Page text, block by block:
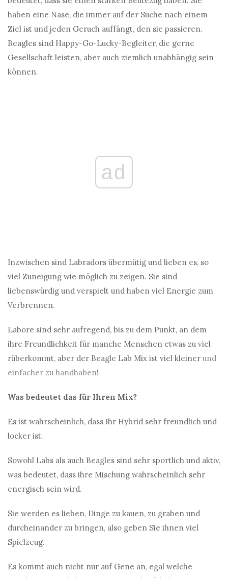
haben eine Nase, die immer auf der Suche nach einem
Ziel ist und jeden Geruch auffängt, den sie passieren.
Beagles sind Happy-Go-Lucky-Begleiter, die gerne
Gesellschaft leisten, aber auch ziemlich unabhängig sein
können.
ad
Inzwischen sind Labradors übermütig und lieben es, so
viel Zuneigung wie möglich zu zeigen. Sie sind
liebenswürdig und verspielt und haben viel Energie zum
Verbrennen.
Labore sind sehr aufregend, bis zu dem Punkt, an dem
ihre Freundlichkeit für manche Menschen etwas zu viel
rüberkommt, aber der Beagle Lab Mix ist viel kleiner und
einfacher zu handhaben!
Was bedeutet das für Ihren Mix?
Es ist wahrscheinlich, dass Ihr Hybrid sehr freundlich und
locker ist.
Sowohl Labs als auch Beagles sind sehr sportlich und aktiv,
was bedeutet, dass ihre Mischung wahrscheinlich sehr
energisch sein wird.
Sie werden es lieben, Dinge zu kauen, zu graben und
durcheinander zu bringen, also geben Sie ihnen viel
Spielzeug.
Es kommt auch nicht nur auf Gene an, egal welche